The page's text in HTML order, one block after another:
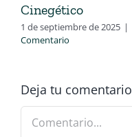
Cinegético
1 de septiembre de 2025 |
Comentario
Deja tu comentario
Comentario